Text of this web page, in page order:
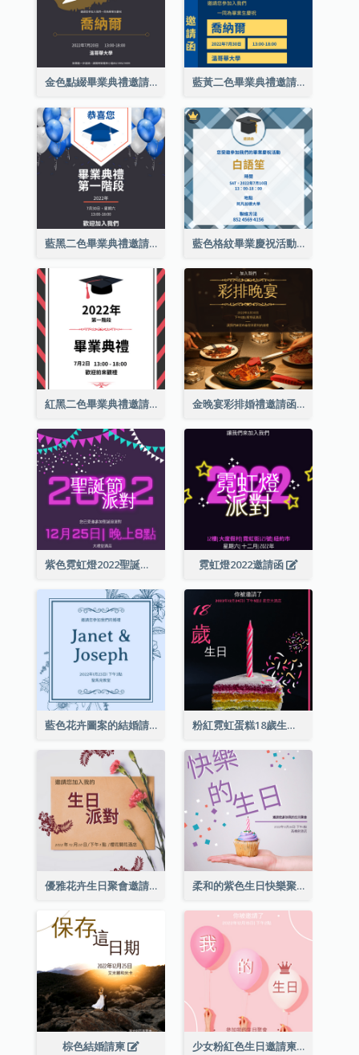
金色點綴畢業典禮邀請函 藍黃二色畢業典禮邀請函
藍黑二色畢業典禮邀請函 藍色格紋畢業慶祝活動邀請函
紅黑二色畢業典禮邀請函 金晚宴彩排婚禮邀請函
紫色霓虹燈2022聖誕晚會邀請函 霓虹燈2022邀請函
藍色花卉圖案的結婚請柬 粉紅霓虹蛋糕18歲生日請柬
優雅花卉生日聚會邀請函 柔和的紫色生日快樂聚會請柬
棕色結婚請柬 少女粉紅色生日邀請柬